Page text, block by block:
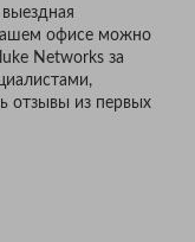
офисе можно
Networks за
отзывы из первых